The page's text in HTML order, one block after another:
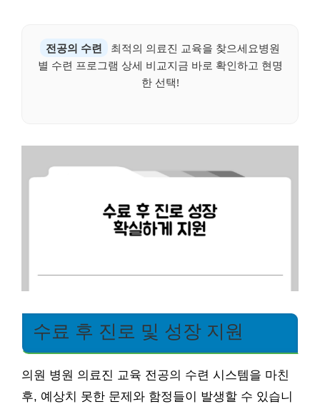
전공의 수련
최적의 의료진 교육을 찾으세요병원
별 수련 프로그램 상세 비교지금 바로 확인하고 현명
한 선택!
수료 후 진로 및 성장 지원
의원 병원 의료진 교육 전공의 수련 시스템을 마친
후, 예상치 못한 문제와 함정들이 발생할 수 있습니